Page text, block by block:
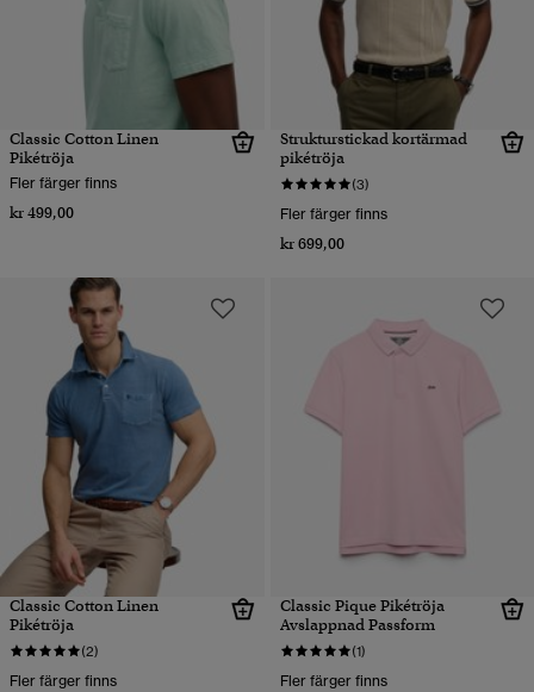
Classic Cotton Linen
Pikétröja
Fler färger finns
kr 499,00
Strukturstickad kortärmad
pikétröja
(3)
Fler färger finns
kr 699,00
Classic Cotton Linen
Pikétröja
(2)
Fler färger finns
Classic Pique Pikétröja
Avslappnad Passform
(1)
Fler färger finns